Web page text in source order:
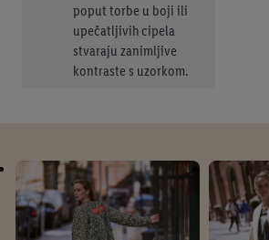
poput torbe u boji ili
upečatljivih cipela
stvaraju zanimljive
kontraste s uzorkom.